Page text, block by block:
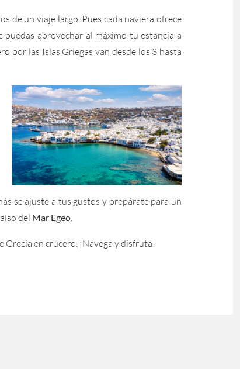
de un viaje largo. Pues cada naviera ofrece
aprovechar al máximo tu estancia a
por las Islas Griegas van desde los 3 hasta
se ajuste a tus gustos y prepárate para un
del Mar Egeo.
Grecia en crucero. ¡Navega y disfruta!